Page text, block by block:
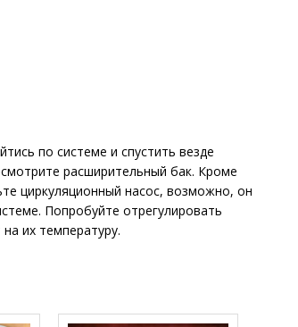
по системе и спустить везде
расширительный бак. Кроме
циркуляционный насос, возможно, он
Попробуйте отрегулировать
их температуру.